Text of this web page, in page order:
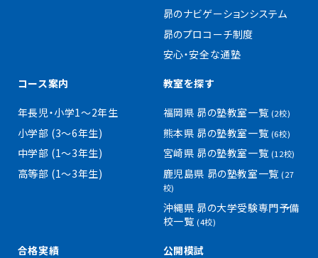
昴のナビゲーションシステム
昴のプロコーチ制度
安心・安全な通塾
コース案内
年長児・小学1〜2年生
小学部 (3〜6年生)
中学部 (1〜3年生)
高等部 (1〜3年生)
教室を探す
福岡県 昴の塾教室一覧 (2校)
熊本県 昴の塾教室一覧 (6校)
宮崎県 昴の塾教室一覧 (12校)
鹿児島県 昴の塾教室一覧(27
校)
沖縄県 昴の大学受験専門予備
校一覧 (4校)
合格実績 公開模試